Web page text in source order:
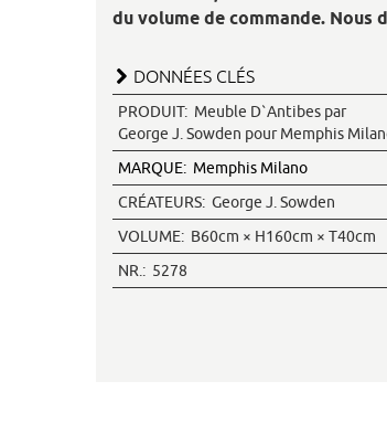
du volume de commande. Nous
DONNÉES CLÉS
PRODUIT: Meuble D`Antibes par
George J. Sowden pour Memphis
MARQUE: Memphis Milano
CRÉATEURS: George J. Sowden
VOLUME: B60cm × H160cm × T40cm
NR.: 5278